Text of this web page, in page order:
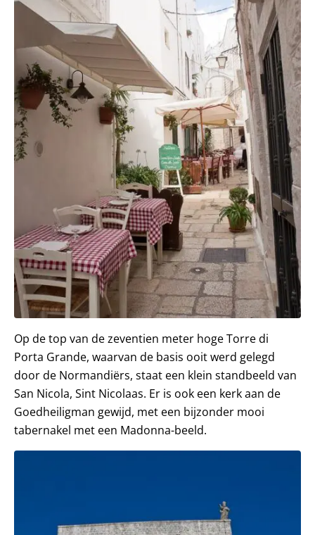
Op de top van de zeventien meter hoge Torre di
Porta Grande, waarvan de basis ooit werd gelegd
door de Normandiërs, staat een klein standbeeld van
San Nicola, Sint Nicolaas. Er is ook een kerk aan de
Goedheiligman gewijd, met een bijzonder mooi
tabernakel met een Madonna-beeld.